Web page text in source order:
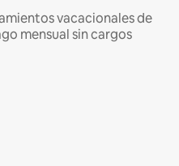
vacacionales de
mensual sin cargos